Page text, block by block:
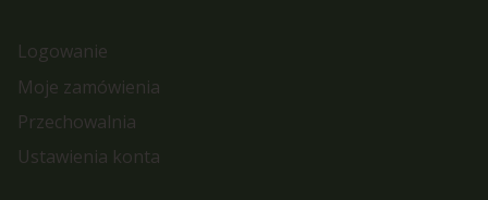
Logowanie
Moje zamówienia
Przechowalnia
Ustawienia konta